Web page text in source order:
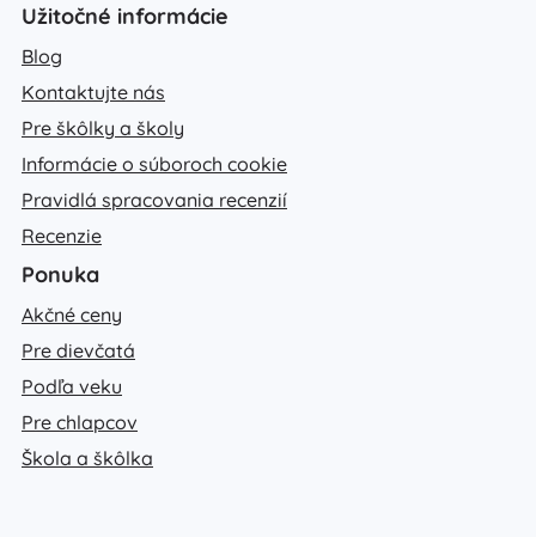
Užitočné informácie
Blog
Kontaktujte nás
Pre škôlky a školy
Informácie o súboroch cookie
Pravidlá spracovania recenzií
Recenzie
Ponuka
Akčné ceny
Pre dievčatá
Podľa veku
Pre chlapcov
Škola a škôlka